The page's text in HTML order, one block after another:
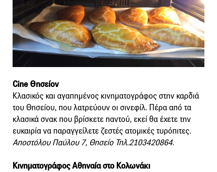
Cine Θησείον
Κλασικός και αγαπημένος κινηματογράφος στην καρδιά
του Θησείου, που λατρεύουν οι σινεφίλ. Πέρα από τα
κλασικά σνακ που βρίσκετε παντού, εκεί θα έχετε την
ευκαιρία να παραγγείλετε ζεστές ατομικές τυρόπιτες.
Αποστόλου Παύλου 7, Θησείο Τηλ.2103420864.
Κινηματογράφος Αθηναία στο Κολωνάκι